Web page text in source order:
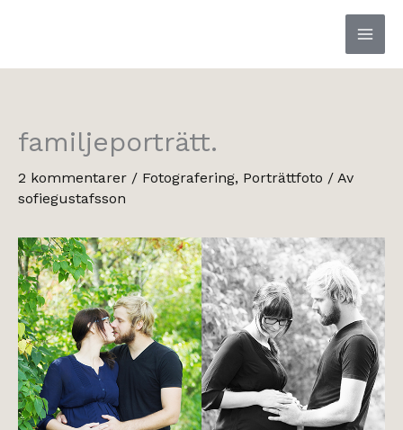
familjeporträtt.
2 kommentarer / Fotografering, Porträttfoto / Av
sofiegustafsson